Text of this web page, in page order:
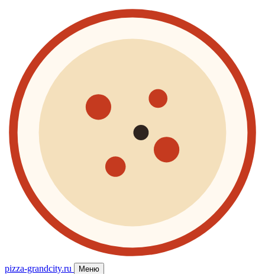
pizza-grandcity.ru Меню